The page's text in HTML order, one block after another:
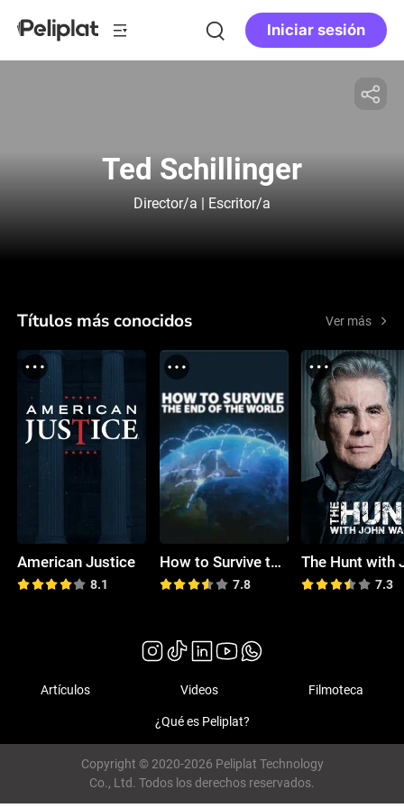
Iniciar sesión
Ted Schillinger
Director/a | Escritor/a
Títulos más conocidos Ver más
American Justice
8.1
How to Survive the End of the World
7.8 7.3
Artículos Videos Filmoteca
¿Qué es Peliplat?
Copyright © 2020-2026 Peliplat Technology
Co., Ltd. Todos los derechos reservados.